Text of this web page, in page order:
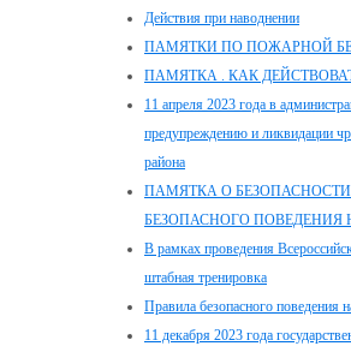
Действия при наводнении
ПАМЯТКИ ПО ПОЖАРНОЙ
ПАМЯТКА . КАК
11 апреля 2023 года в
предупреждению и ликвидации
района
ПАМЯТКА О
БЕЗОПАСНОГО ПОВЕДЕНИЯ
В рамках проведения
штабная тренировка
Правила безопасного поведения
11 декабря 2023 года